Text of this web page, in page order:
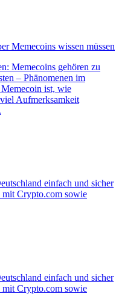
Memecoins wissen müssen
Memecoins gehören zu
– Phänomenen im
ist, wie
Aufmerksamkeit
einfach und sicher
Crypto.com sowie
einfach und sicher
Crypto.com sowie